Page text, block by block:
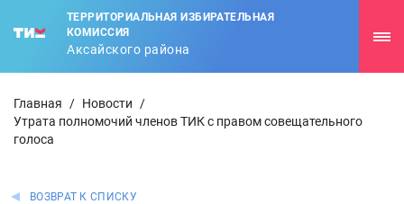
ТЕРРИТОРИАЛЬНАЯ ИЗБИРАТЕЛЬНАЯ
КОМИССИЯ
Аксайского района
Главная / Новости
/
Утрата полномочий членов ТИК с правом совещательного
голоса
ВОЗВРАТ К СПИСКУ